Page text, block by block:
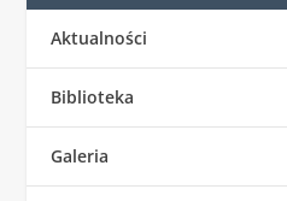
Aktualności
Biblioteka
Galeria